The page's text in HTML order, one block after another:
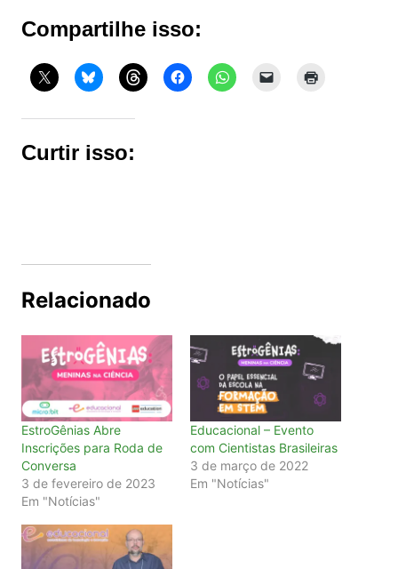
Compartilhe isso:
Curtir isso:
Relacionado
EstroGênias Abre
Inscrições para Roda de
Conversa
3 de fevereiro de 2023
Em "Notícias"
Educacional – Evento
com Cientistas Brasileiras
3 de março de 2022
Em "Notícias"